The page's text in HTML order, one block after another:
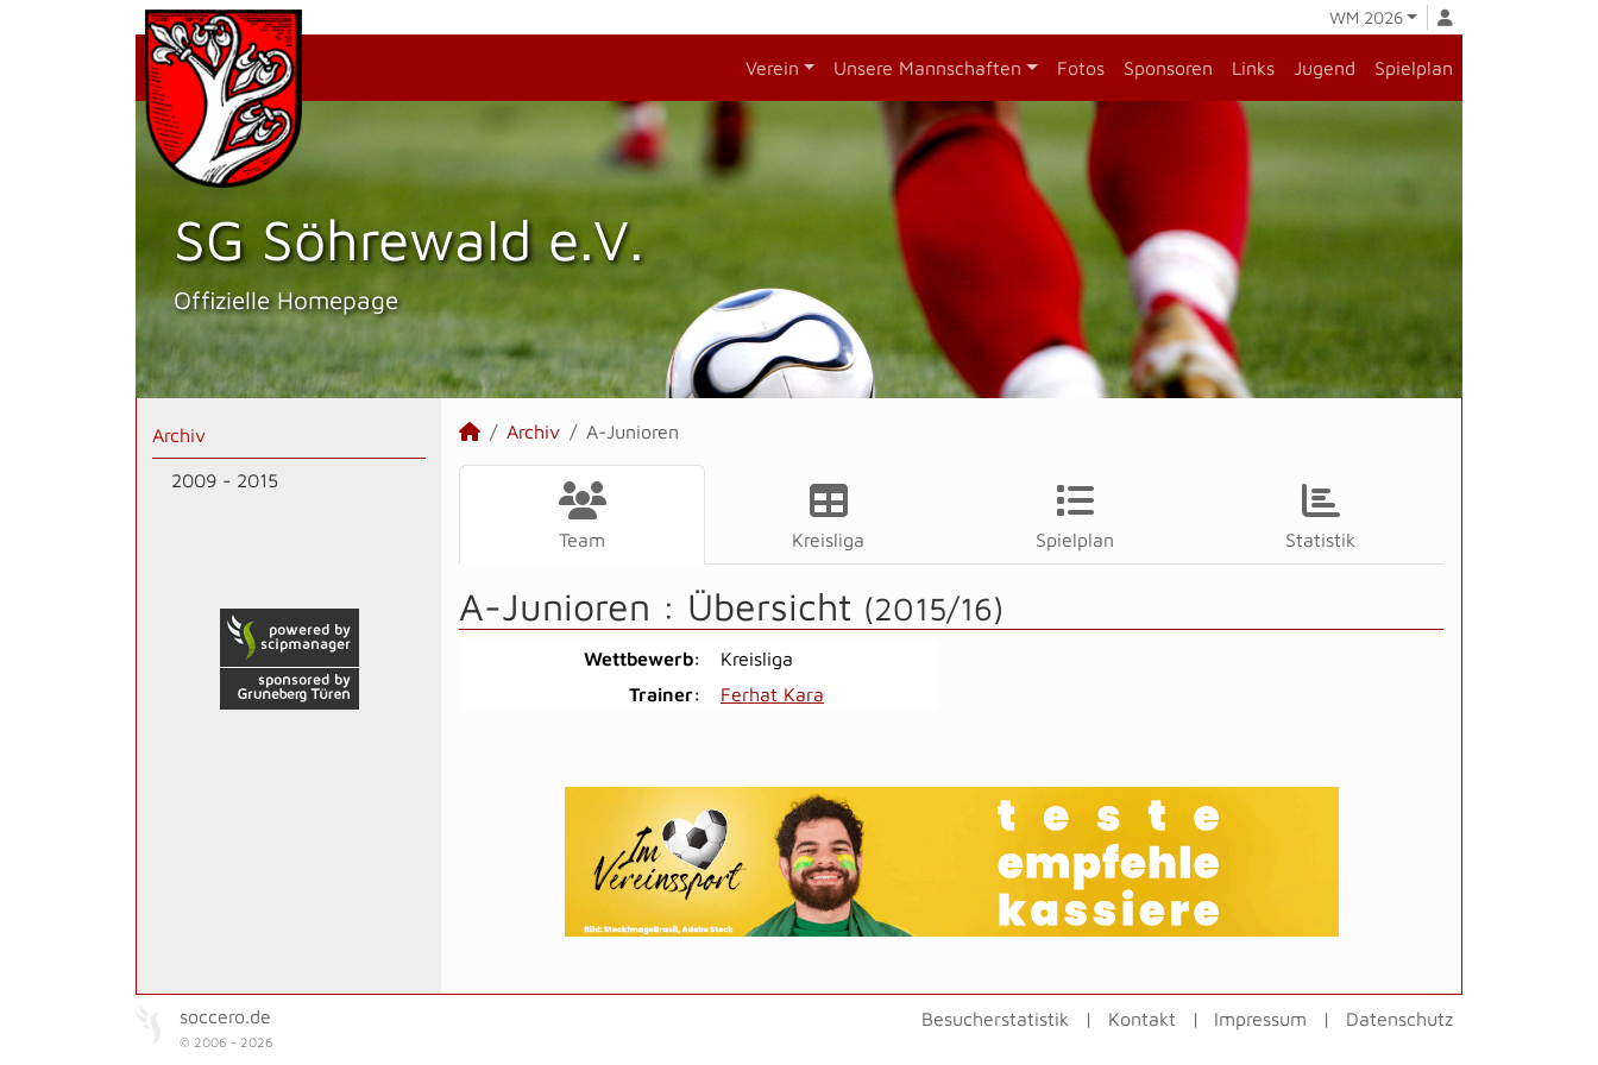
WM 2026
Verein Unsere Mannschaften Fotos Sponsoren Links Jugend Spielplan
SG Söhrewald e.V.
Offizielle Homepage
Archiv
2009 - 2015
Archiv A-Junioren
Team Kreisliga Spielplan Statistik
A-Junioren : Übersicht (2015/16)
Wettbewerb:
Kreisliga
Trainer:
Ferhat Kara
soccero.de
© 2006 - 2026
Besucherstatistik Kontakt Impressum Datenschutz